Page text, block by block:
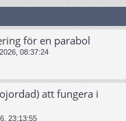
för en parabol
08:37:24
att fungera i
23:13:55